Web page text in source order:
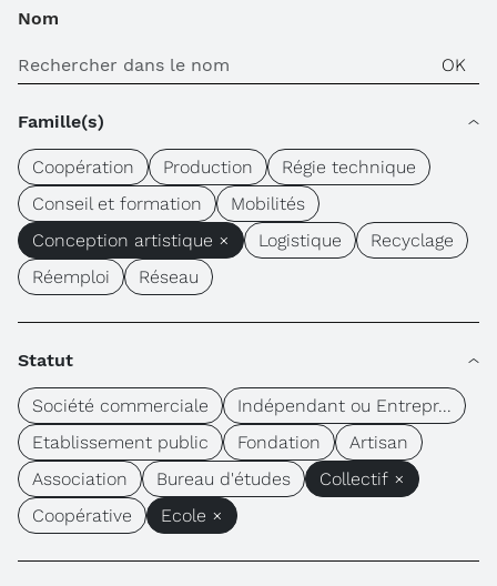
Nom
Famille(s)
Coopération Production
Régie technique
Conseil et formation
Mobilités
Conception artistique ×
Logistique
Recyclage
Réemploi
Réseau
Statut
Société commerciale
Indépendant ou Entrepr...
Etablissement public
Fondation
Artisan
Association
Bureau d'études
Collectif ×
Coopérative
Ecole ×